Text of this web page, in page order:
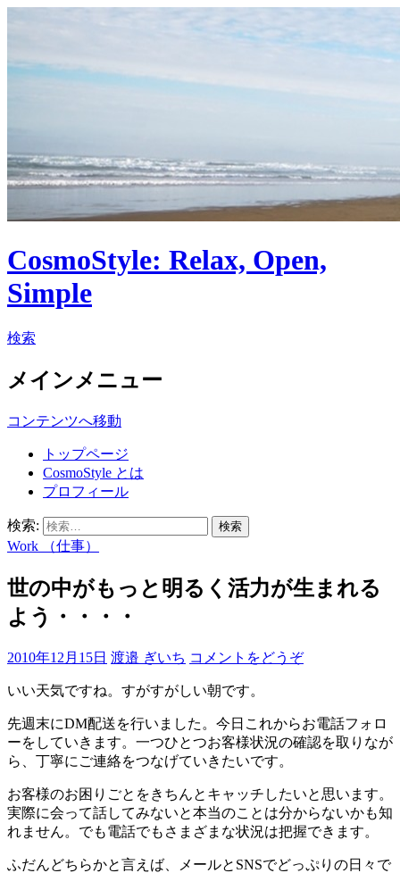
CosmoStyle: Relax, Open,
Simple
検索
メインメニュー
コンテンツへ移動
トップページ
CosmoStyle とは
プロフィール
検索:
Work （仕事）
世の中がもっと明るく活力が生まれる
よう・・・・
2010年12月15日 渡邉 ぎいち コメントをどうぞ
いい天気ですね。すがすがしい朝です。
先週末にDM配送を行いました。今日これからお電話フォロ
ーをしていきます。一つひとつお客様状況の確認を取りなが
ら、丁寧にご連絡をつなげていきたいです。
お客様のお困りごとをきちんとキャッチしたいと思います。
実際に会って話してみないと本当のことは分からないかも知
れません。でも電話でもさまざまな状況は把握できます。
ふだんどちらかと言えば、メールとSNSでどっぷりの日々で